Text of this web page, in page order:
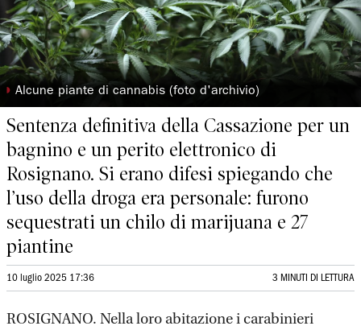
◗ Alcune piante di cannabis (foto d'archivio)
Sentenza definitiva della Cassazione per un
bagnino e un perito elettronico di
Rosignano. Si erano difesi spiegando che
l’uso della droga era personale: furono
sequestrati un chilo di marijuana e 27
piantine
10 luglio 2025 17:36 3 MINUTI DI LETTURA
ROSIGNANO. Nella loro abitazione i carabinieri